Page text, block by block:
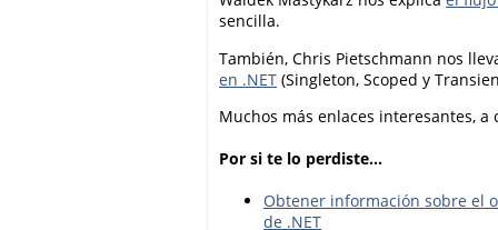
sencilla.
También, Chris Pietschmann nos
en .NET (Singleton, Scoped y
Muchos más enlaces interesantes, a
Por si te lo perdiste...
Obtener información sobre el
de .NET